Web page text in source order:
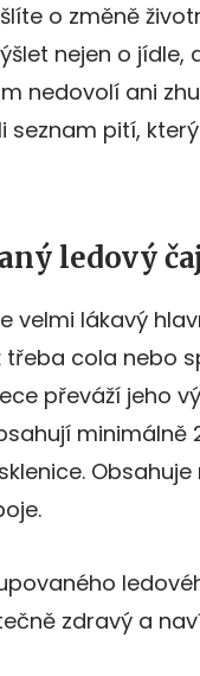
o změně
nejen o jídle,
nedovolí ani
seznam pití,
ledový čaj
velmi lákavý
třeba cola nebo
převáží jeho
minimálně
zdravý a